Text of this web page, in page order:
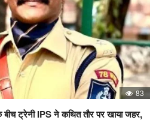
83
ट्रेनी IPS ने कथित तौर पर खाया जहर,